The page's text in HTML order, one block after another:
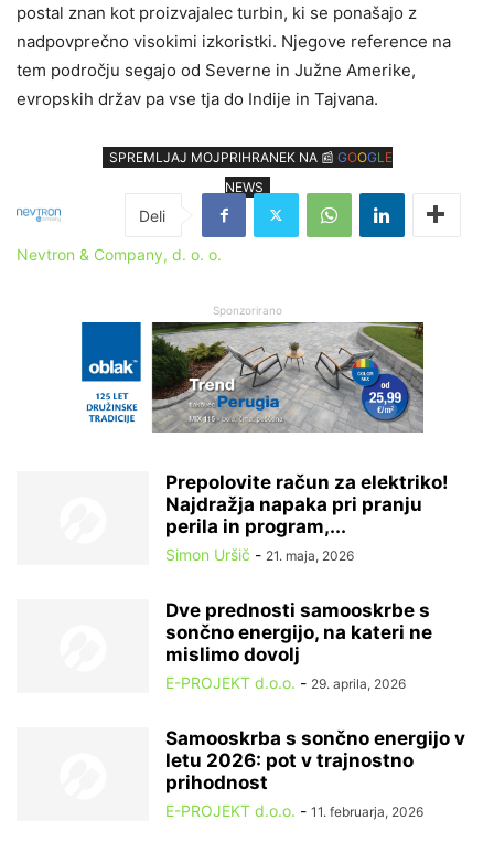
postal znan kot proizvajalec turbin, ki se ponašajo z
nadpovprečno visokimi izkoristki. Njegove reference na
tem področju segajo od Severne in Južne Amerike,
evropskih držav pa vse tja do Indije in Tajvana.
SPREMLJAJ MOJPRIHRANEK NA 📰 GOOGL E
NEWS
Nevtron & Company, d. o. o.
Sponzorirano
Prepolovite račun za elektriko!
Najdražja napaka pri pranju
perila in program,...
Simon Uršič - 21. maja, 2026
Dve prednosti samooskrbe s
sončno energijo, na kateri ne
mislimo dovolj
E-PROJEKT d.o.o. - 29. aprila, 2026
Samooskrba s sončno energijo v
letu 2026: pot v trajnostno
prihodnost
E-PROJEKT d.o.o. - 11. februarja, 2026